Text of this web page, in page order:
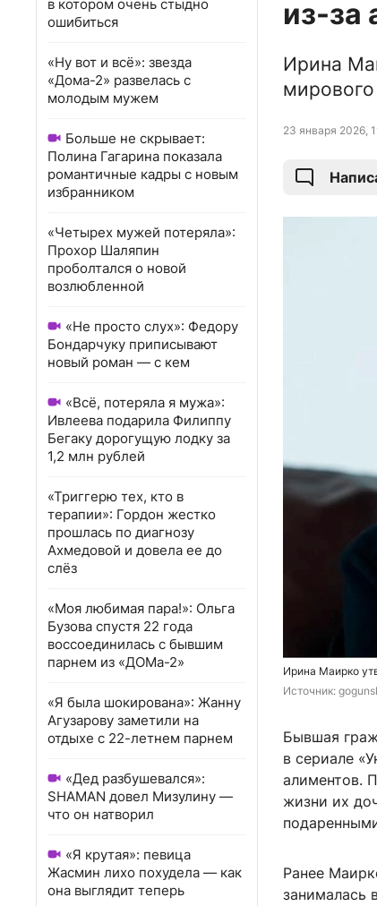
в котором очень стыдно
ошибиться
«Ну вот и всё»: звезда
«Дома-2» развелась с
молодым мужем
Больше не скрывает:
Полина Гагарина показала
романтичные кадры с новым
избранником
«Четырех мужей потеряла»:
Прохор Шаляпин
проболтался о новой
возлюбленной
«Не просто слух»: Федору
Бондарчуку приписывают
новый роман — с кем
«Всё, потеряла я мужа»:
Ивлеева подарила Филиппу
Бегаку дорогущую лодку за
1,2 млн рублей
«Триггерю тех, кто в
терапии»: Гордон жестко
прошлась по диагнозу
Ахмедовой и довела ее до
слёз
«Моя любимая пара!»: Ольга
Бузова спустя 22 года
воссоединилась с бывшим
парнем из «ДОМа-2»
«Я была шокирована»: Жанну
Агузарову заметили на
отдыхе с 22-летнем парнем
«Дед разбушевался»:
SHAMAN довел Мизулину —
что он натворил
«Я крутая»: певица
Жасмин лихо похудела — как
она выглядит теперь
из-за
Ирина
23 января 2026,
Ирина Маирко
Источник:
Бывшая
в сериале
алиментов.
жизни их
Ранее
занималась